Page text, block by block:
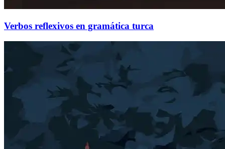
Verbos reflexivos en gramática turca